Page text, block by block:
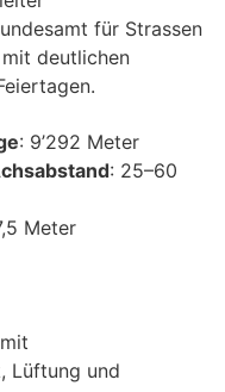
für Strassen
mit deutlichen
: 9’292 Meter
: 25–60
Meter
mit
Lüftung und